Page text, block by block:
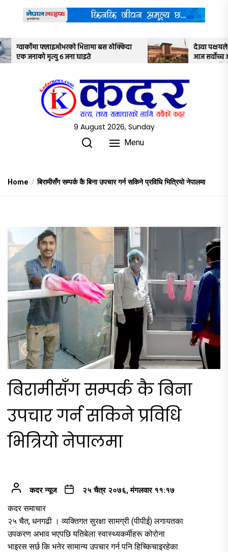
content
ठोक्किदा
देउवा पक्षयले दिएकोे पुनरावलोकन निवेदनमाथि
आज सर्वोच्च अदालतका तीन न्यायाधीशले
9 August 2026, Sunday
Menu
Home बिरामीसँग सम्पर्क कै बिना उपचार गर्न सकिने प्रविधि भित्रियो नेपालमा
बिरामीसँग सम्पर्क कै बिना
उपचार गर्न सकिने प्रविधि
भित्रियो नेपालमा
कदर न्यूज २५ चैत्र २०७६, मंगलवार ११:१७
कदर समाचार
२५ चैत, धनगढी । व्यक्तिगत सुरक्षा सामग्री (पीपीई) लगायतका
उपकरण अभाव भएपछि यतिबेला स्वास्थ्यकर्मीहरू कोरोना
भाइरस सर्छ कि भनेर सामान्य उपचार गर्न पनि हिच्किचाइरहेका